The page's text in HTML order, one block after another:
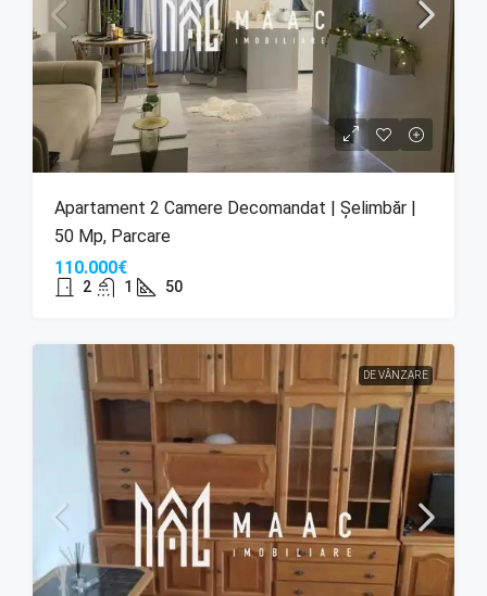
Apartament 2 Camere Decomandat | Șelimbăr |
50 Mp, Parcare
110.000€
2 1 50
DE VÂNZARE